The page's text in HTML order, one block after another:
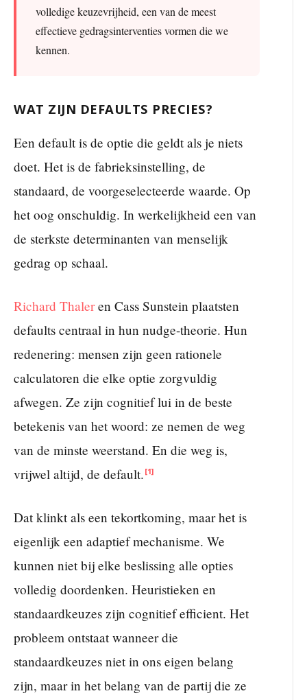
volledige keuzevrijheid, een van de meest
effectieve gedragsinterventies vormen die we
kennen.
WAT ZIJN DEFAULTS PRECIES?
Een default is de optie die geldt als je niets
doet. Het is de fabrieksinstelling, de
standaard, de voorgeselecteerde waarde. Op
het oog onschuldig. In werkelijkheid een van
de sterkste determinanten van menselijk
gedrag op schaal.
Richard Thaleren Cass Sunstein plaatsten
defaults centraal in hun nudge-theorie. Hun
redenering: mensen zijn geen rationele
calculatoren die elke optie zorgvuldig
afwegen. Ze zijn cognitief lui in de beste
betekenis van het woord: ze nemen de weg
van de minste weerstand. En die weg is,
vrijwel altijd, de default. [1]
Dat klinkt als een tekortkoming, maar het is
eigenlijk een adaptief mechanisme. We
kunnen niet bij elke beslissing alle opties
volledig doordenken. Heuristieken en
standaardkeuzes zijn cognitief efficient. Het
probleem ontstaat wanneer die
standaardkeuzes niet in ons eigen belang
zijn, maar in het belang van de partij die ze